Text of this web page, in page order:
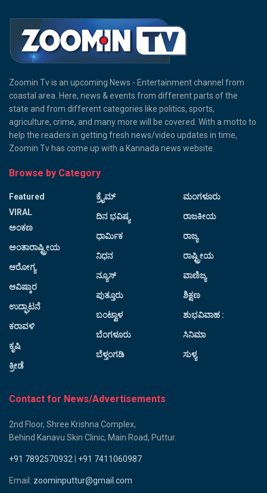
Zoomin Tv is an upcoming News - Entertainment channel from
coastal area. Here, news & events from different parts of the
state and from different categories like politics, sports,
agriculture, crime, and many more will be covered. With a motto to
help the readers in getting fresh news/video updates in time,
Zoomin Tv has come up with a Kannada news website.
Browse by Category
Featured
VIRAL
ಅಂಕಣ
ಅಂತಾರಾಷ್ಟ್ರೀಯ
ಆರೋಗ್ಯ
ಆವಿಷ್ಕಾರ
ಉದ್ಘಾಟನೆ
ಕರಾವಳಿ
ಕೃಷಿ
ಕ್ರೀಡೆ
ಕ್ರೈಮ್
ದಿನ ಭವಿಷ್ಯ
ಧಾರ್ಮಿಕ
ನಿಧನ
ನ್ಯೂಸ್
ಪುತ್ತೂರು
ಬಂಟ್ವಾಳ
ಬೆಂಗಳೂರು
ಬೆಳ್ತಂಗಡಿ
ಮಂಗಳೂರು
ರಾಜಕೀಯ
ರಾಜ್ಯ
ರಾಷ್ಟ್ರೀಯ
ವಾಣಿಜ್ಯ
ಶಿಕ್ಷಣ
ಶುಭವಿವಾಹ :
ಸಿನಿಮಾ
ಸುಳ್ಯ
Contact for News/Advertisements
2nd Floor, Shree Krishna Complex,
Behind Kanavu Skin Clinic, Main Road, Puttur.
+91 7892570932 +91 7411060987
Email: zoominputtur@gmail.com